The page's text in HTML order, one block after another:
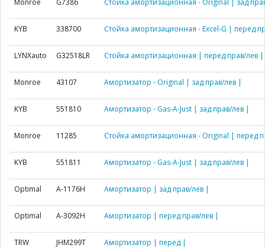
KYB 338700 Стойка амортизационная - Excel-G | перед
LYNXauto G32518LR Стойка амортизационная | перед прав/лев |
Monroe 43107 Амортизатор - Original | зад прав/лев |
KYB 551810 Амортизатор - Gas-A-Just | зад прав/лев |
Monroe 11285 Стойка амортизационная - Original | перед
KYB 551811 Амортизатор - Gas-A-Just | зад прав/лев |
Optimal A-1176H Амортизатор | зад прав/лев |
Optimal A-3092H Амортизатор | перед прав/лев |
TRW JHM299T Амортизатор | перед |